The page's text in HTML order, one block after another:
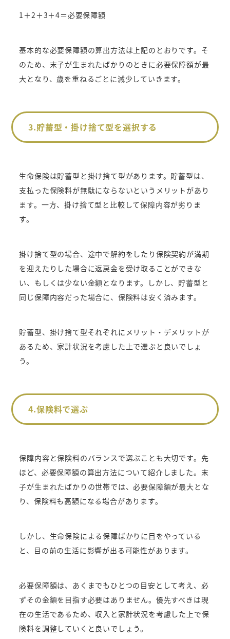
1＋2＋3＋4＝必要保障額
基本的な必要保障額の算出方法は上記のとおりです。そ
のため、末子が生まれたばかりのときに必要保障額が最
大となり、歳を重ねるごとに減少していきます。
3.貯蓄型・掛け捨て型を選択する
生命保険は貯蓄型と掛け捨て型があります。貯蓄型は、
支払った保険料が無駄にならないというメリットがあり
ます。一方、掛け捨て型と比較して保障内容が劣りま
す。
掛け捨て型の場合、途中で解約をしたり保険契約が満期
を迎えたりした場合に返戻金を受け取ることができな
い、もしくは少ない金額となります。しかし、貯蓄型と
同じ保障内容だった場合に、保険料は安く済みます。
貯蓄型、掛け捨て型それぞれにメリット・デメリットが
あるため、家計状況を考慮した上で選ぶと良いでしょ
う。
4.保険料で選ぶ
保障内容と保険料のバランスで選ぶことも大切です。先
ほど、必要保障額の算出方法について紹介しました。末
子が生まれたばかりの世帯では、必要保障額が最大とな
り、保険料も高額になる場合があります。
しかし、生命保険による保障ばかりに目をやっている
と、目の前の生活に影響が出る可能性があります。
必要保障額は、あくまでもひとつの目安として考え、必
ずその金額を目指す必要はありません。優先すべきは現
在の生活であるため、収入と家計状況を考慮した上で保
険料を調整していくと良いでしょう。